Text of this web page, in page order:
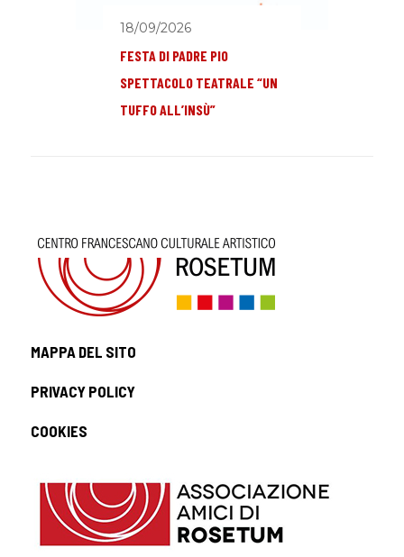
18/09/2026
FESTA DI PADRE PIO
SPETTACOLO TEATRALE “UN
TUFFO ALL’INSÙ”
MAPPA DEL SITO
PRIVACY POLICY
COOKIES